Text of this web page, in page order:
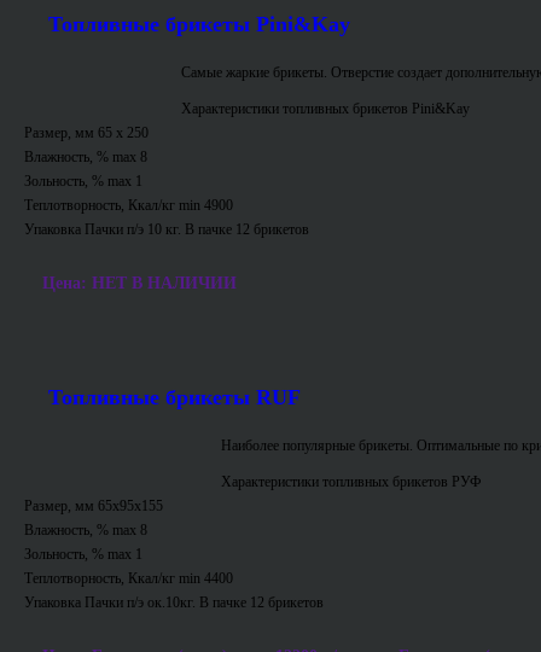
Топливные брикеты Pini&Kay
Самые жаркие брикеты. Отверстие создает
Характеристики топливных брикетов Pini&Kay
Размер, мм 65 х 250
Влажность, % max 8
Зольность, % max 1
Теплотворность, Ккал/кг min 4900
Упаковка Пачки п/э 10 кг. В пачке 12 брикетов
Цена: НЕТ В НАЛИЧИИ
Топливные брикеты RUF
Наиболее популярные брикеты. Оптимальные по
Характеристики топливных брикетов РУФ
Размер, мм 65х95х155
Влажность, % max 8
Зольность, % max 1
Теплотворность, Ккал/кг min 4400
Упаковка Пачки п/э ок.10кг. В пачке 12 брикетов